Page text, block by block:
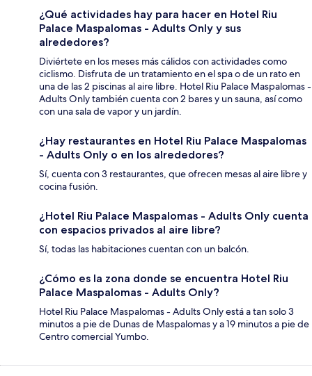
¿Qué actividades hay para hacer en Hotel Riu
Palace Maspalomas - Adults Only y sus
alrededores?
Diviértete en los meses más cálidos con actividades como
ciclismo. Disfruta de un tratamiento en el spa o de un rato en
una de las 2 piscinas al aire libre. Hotel Riu Palace Maspalomas -
Adults Only también cuenta con 2 bares y un sauna, así como
con una sala de vapor y un jardín.
¿Hay restaurantes en Hotel Riu Palace Maspalomas
- Adults Only o en los alrededores?
Sí, cuenta con 3 restaurantes, que ofrecen mesas al aire libre y
cocina fusión.
¿Hotel Riu Palace Maspalomas - Adults Only cuenta
con espacios privados al aire libre?
Sí, todas las habitaciones cuentan con un balcón.
¿Cómo es la zona donde se encuentra Hotel Riu
Palace Maspalomas - Adults Only?
Hotel Riu Palace Maspalomas - Adults Only está a tan solo 3
minutos a pie de Dunas de Maspalomas y a 19 minutos a pie de
Centro comercial Yumbo.